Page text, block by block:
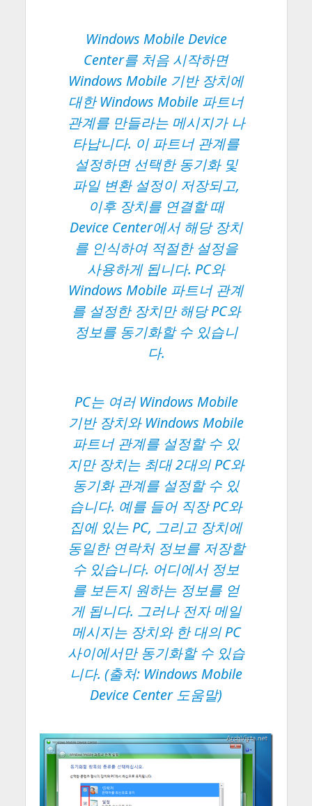
Windows Mobile Device
Center를 처음 시작하면
Windows Mobile 기반 장치에
대한 Windows Mobile 파트너
관계를 만들라는 메시지가 나
타납니다. 이 파트너 관계를
설정하면 선택한 동기화 및
파일 변환 설정이 저장되고,
이후 장치를 연결할 때
Device Center에서 해당 장치
를 인식하여 적절한 설정을
사용하게 됩니다. PC와
Windows Mobile 파트너 관계
를 설정한 장치만 해당 PC와
정보를 동기화할 수 있습니
다.
PC는 여러 Windows Mobile
기반 장치와 Windows Mobile
파트너 관계를 설정할 수 있
지만 장치는 최대 2대의 PC와
동기화 관계를 설정할 수 있
습니다. 예를 들어 직장 PC와
집에 있는 PC, 그리고 장치에
동일한 연락처 정보를 저장할
수 있습니다. 어디에서 정보
를 보든지 원하는 정보를 얻
게 됩니다. 그러나 전자 메일
메시지는 장치와 한 대의 PC
사이에서만 동기화할 수 있습
니다. (출처: Windows Mobile
Device Center 도움말)